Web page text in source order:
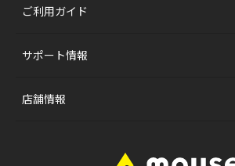
ご利用ガイド
サポート情報
店舗情報